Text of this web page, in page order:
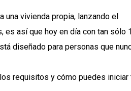
una vivienda propia, lanzando el
es así que hoy en día con tan sólo
diseñado para personas que
requisitos y cómo puedes iniciar